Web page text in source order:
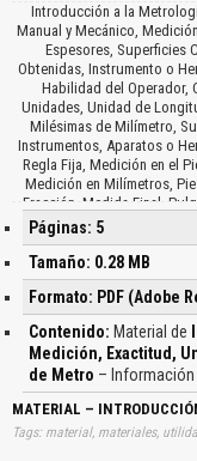
Introducción a la
Manual y Mecánico,
Espesores, Superficies
Obtenidas, Instrumento o
Habilidad del Operador,
Unidades, Unidad de
Milésimas de Milímetro,
Instrumentos, Aparatos o
Regla Fija, Medición en el
Medición en Milímetros,
Fracción, Medida Final,
Páginas: 5
Tamaño: 0.28 MB
Formato: PDF (Adobe
Contenido: Material de
Medición, Exactitud,
de Metro – Información
MATERIAL –